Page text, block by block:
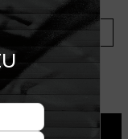
Tabela de Medidas